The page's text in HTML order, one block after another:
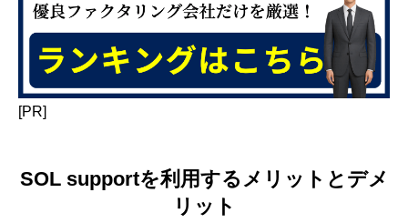
[PR]
SOL supportを利用するメリットとデメ
リット